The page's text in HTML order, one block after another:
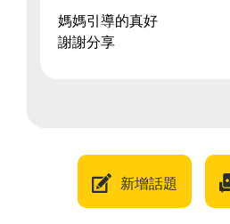
媽媽引導的真好
謝謝分享
新增話題